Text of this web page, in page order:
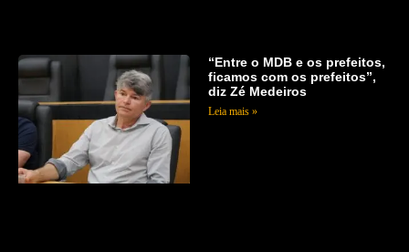
“Entre o MDB e os prefeitos,
ficamos com os prefeitos”,
diz Zé Medeiros
Leia mais »